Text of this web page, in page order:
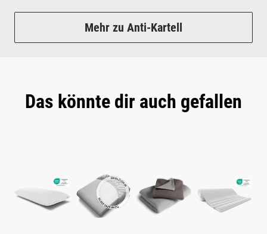
Mehr zu Anti-Kartell
Das könnte dir auch gefallen